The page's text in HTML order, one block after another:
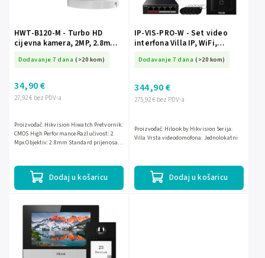
HWT-B120-M - Turbo HD
cijevna kamera, 2MP, 2.8mm,
Dodavanje 7 dana (>20 kom)
27,92 € bez PDV-a
34,90 €
Dodaj u košaricu
Proizvođač: Hikvision Hiwatch Pretvornik:
CMOS High Performance Razlučivost: 2
Mpx Objektiv: 2.8mm Standard prijenosa:
IP-VIS-PRO-W - Set video
interfona Villa IP, WiFi,
Hikvision
Dodavanje 7 dana (>20 kom)
275,92 € bez PDV-a
344,90 €
Dodaj u košaricu
Proizvođač: Hilook by Hikvision Serija:
Villa Vrsta videodomofona: Jednolokatni